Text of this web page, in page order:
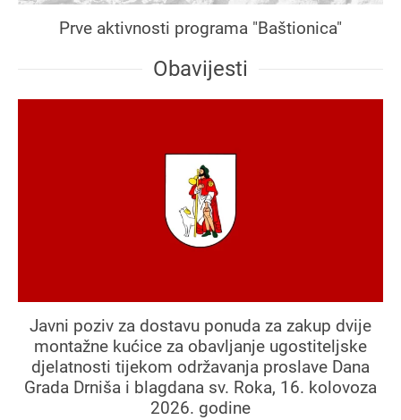
Prve aktivnosti programa "Baštionica"
Obavijesti
Javni poziv za dostavu ponuda za zakup dvije
montažne kućice za obavljanje ugostiteljske
djelatnosti tijekom održavanja proslave Dana
Grada Drniša i blagdana sv. Roka, 16. kolovoza
2026. godine